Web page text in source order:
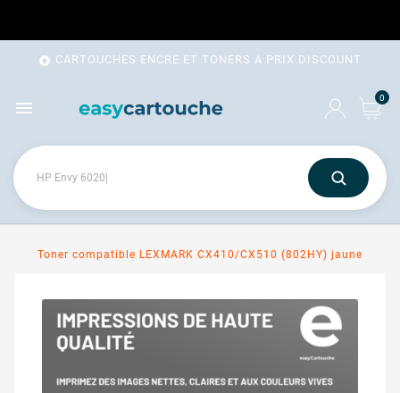
 CARTOUCHES ENCRE ET TONERS A PRIX DISCOUNT
 0
Toner compatible LEXMARK CX410/CX510 (802HY) jaune